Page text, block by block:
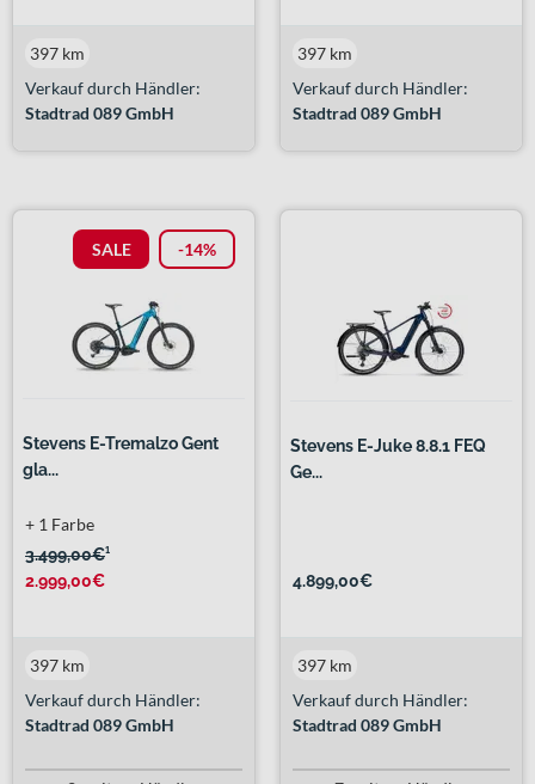
Verkauf durch Händler:
Stadtrad 089 GmbH
397 km
Verkauf durch Händler:
Stadtrad 089 GmbH
397 km
SALE -14%
Stevens E-Tremalzo Gent
gla...
3.499,00€¹
2.999,00€
+ 1 Farbe
Verkauf durch Händler:
Stadtrad 089 GmbH
397 km
Stevens E-Juke 8.8.1 FEQ
Ge...
4.899,00€
Verkauf durch Händler:
Stadtrad 089 GmbH
397 km